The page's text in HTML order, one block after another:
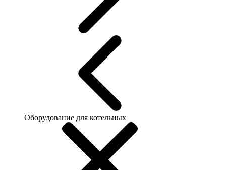
Оборудование для котельных